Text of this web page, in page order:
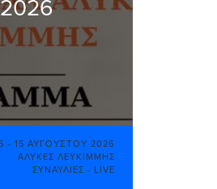
- 15 ΑΥΓΟΎΣΤΟΥ 2026
ΑΛΥΚΈΣ ΛΕΥΚΊΜΜΗΣ
ΣΥΝΑΥΛΊΕΣ - LIVE